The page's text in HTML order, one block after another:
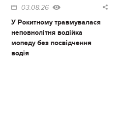
03.08.26
У Рокитному травмувалася
неповнолітня водійка
мопеду без посвідчення
водія